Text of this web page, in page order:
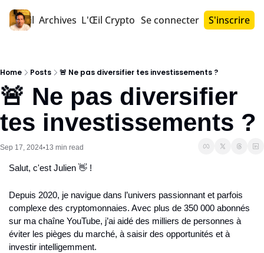
Accueil Archives L'Œil Crypto PRO™Se connecter S'inscrire
Home Posts 🚨 Ne pas diversifier tes investissements ?
🚨 Ne pas diversifier
tes investissements ?
Sep 17, 2024•13 min read
Salut, c'est Julien 👋 !
Depuis 2020, je navigue dans l’univers passionnant et parfois
complexe des cryptomonnaies. Avec plus de 350 000 abonnés
sur ma chaîne YouTube, j’ai aidé des milliers de personnes à
éviter les pièges du marché, à saisir des opportunités et à
investir intelligemment.